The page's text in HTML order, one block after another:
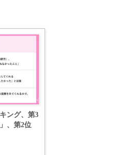
ング、第3
、第2位